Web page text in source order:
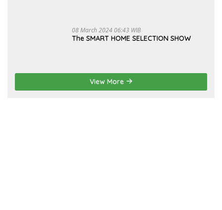
08 March 2024 06:43 WIB
The SMART HOME SELECTION SHOW
View More